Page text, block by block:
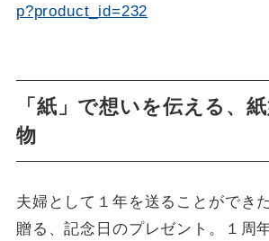
p?product_id=232
「紙」で想いを伝える、
物
夫婦として１年を送ることができ
贈る、記念日のプレゼント。１周